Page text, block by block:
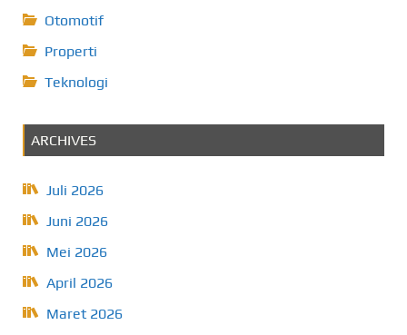
Otomotif
Properti
Teknologi
ARCHIVES
Juli 2026
Juni 2026
Mei 2026
April 2026
Maret 2026